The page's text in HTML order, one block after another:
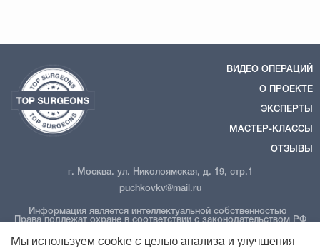
ВИДЕО ОПЕРАЦИЙ
О ПРОЕКТЕ
ЭКСПЕРТЫ
МАСТЕР-КЛАССЫ
ОТЗЫВЫ
г. Москва. ул. Николоямская, д. 19, стр.1
puchkovkv@mail.ru
Информация является интеллектуальной собственностью
Права подлежат охране в соответствии с законодательством РФ
Политика обработки персональных данных
Политика конфиденциальности
Мы используем cookie с целью анализа и улучшения